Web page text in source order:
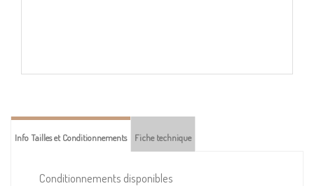
Info Tailles et Conditionnements Fiche technique
Conditionnements disponibles